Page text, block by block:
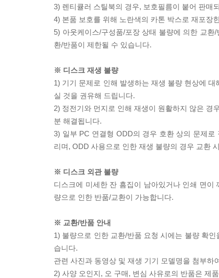
3) 렌티큘러 스틸북의 경우, 보호필름이 붙어 판매
4) 본품 보호를 위해 노란색의 카톤 박스로 재포장
5) 아웃케이스/구성품/포장 상태 불량에 의한 교
환/반품이 제한될 수 있습니다.
※ 디스크 재생 불량
1) 기기 문제로 인해 발생하는 재생 불량 현상에
실 것을 권유해 드립니다.
2) 정전기와 먼지로 인해 재생이 원활하지 않은 경
분 해결됩니다.
3) 일부 PC 연결형 ODD의 경우 호환 상의 문제
리며, ODD 사용으로 인한 재생 불량의 경우 교환
※ 디스크 외관 불량
디스크에 미세한 잔 흠집이 남아있거나 인쇄 면
량으로 인한 반품/교환이 가능합니다.
※ 교환/반품 안내
1) 불량으로 인한 교환/반품 요청 시에는 불량 확
습니다.
관련 사진과 동영상 및 재생 기기 모델명을 첨부하
2) 사양 오인지, 오 구매, 변심 사유로의 반품은 제